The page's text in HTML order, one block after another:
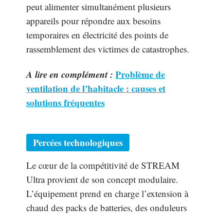
peut alimenter simultanément plusieurs
appareils pour répondre aux besoins
temporaires en électricité des points de
rassemblement des victimes de catastrophes.
A lire en complément : Problème de
ventilation de l’habitacle : causes et
solutions fréquentes
Percées technologiques
Le cœur de la compétitivité de STREAM
Ultra provient de son concept modulaire.
L’équipement prend en charge l’extension à
chaud des packs de batteries, des onduleurs